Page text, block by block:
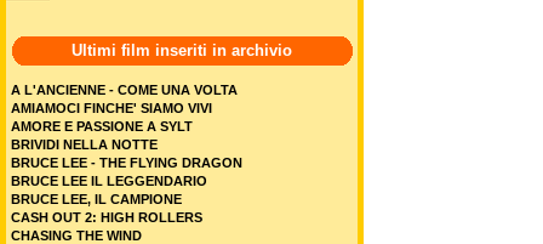
Ultimi film inseriti in archivio
A L'ANCIENNE - COME UNA VOLTA
AMIAMOCI FINCHE' SIAMO VIVI
AMORE E PASSIONE A SYLT
BRIVIDI NELLA NOTTE
BRUCE LEE - THE FLYING DRAGON
BRUCE LEE IL LEGGENDARIO
BRUCE LEE, IL CAMPIONE
CASH OUT 2: HIGH ROLLERS
CHASING THE WIND